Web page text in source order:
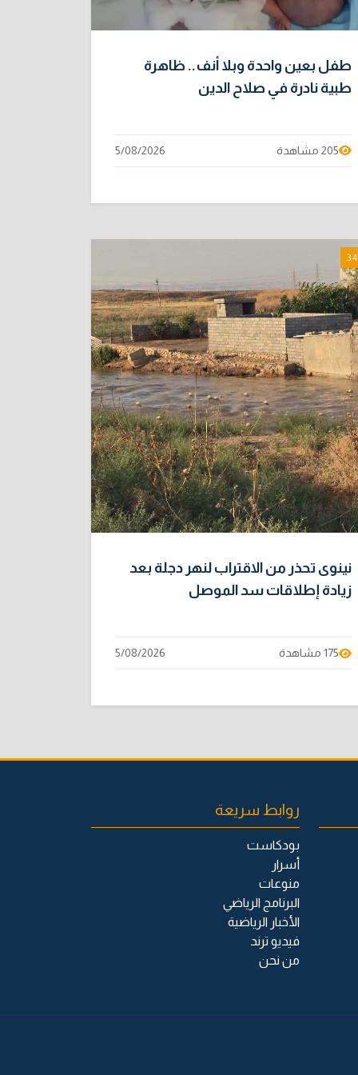
طفل بعين واحدة وبلا أنف.. ظاهرة
طبية نادرة في صلاح الدين
205 مشاهدة 5/08/2026
نينوى تحذر من الاقتراب لنهر دجلة بعد
زيادة إطلاقات سد الموصل
175 مشاهدة 5/08/2026
روابط سريعة
بودكاست
أسرار
منوعات
البرنامج الرياضي
الأخبار الرياضية
فيديو ترند
من نحن